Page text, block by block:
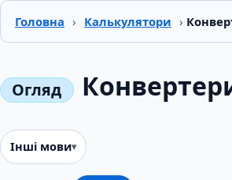
Головна › Калькулятори ›
Інші мови